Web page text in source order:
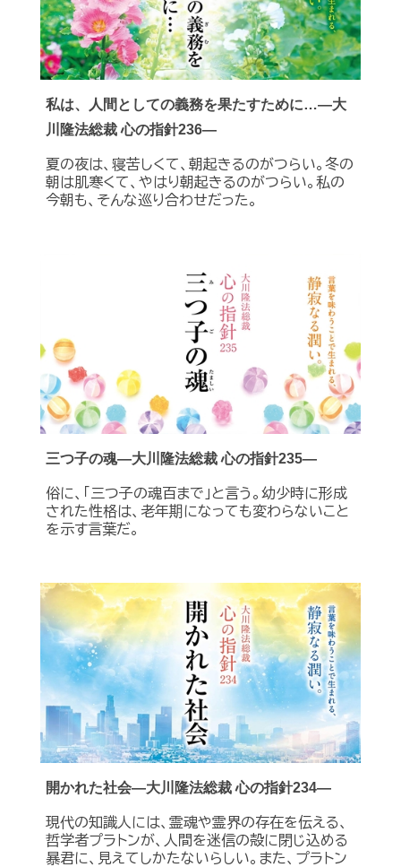
私は、人間としての義務を果たすために…―大
川隆法総裁 心の指針236―
夏の夜は、寝苦しくて、朝起きるのがつらい。冬の
朝は肌寒くて、やはり朝起きるのがつらい。私の
今朝も、そんな巡り合わせだった。
三つ子の魂―大川隆法総裁 心の指針235―
俗に、「三つ子の魂百まで」と言う。幼少時に形成
された性格は、老年期になっても変わらないこと
を示す言葉だ。
開かれた社会―大川隆法総裁 心の指針234―
現代の知識人には、霊魂や霊界の存在を伝える、
哲学者プラトンが、人間を迷信の殻に閉じ込める
暴君に、見えてしかたないらしい。また、プラトン